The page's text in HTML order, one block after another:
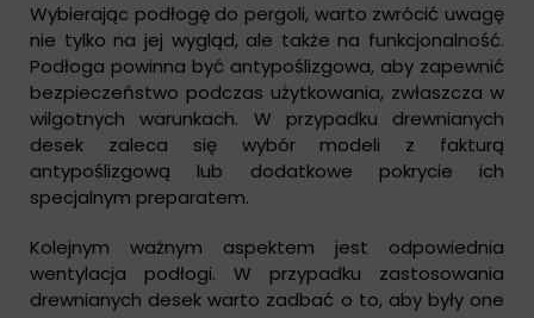
Wybierając podłogę do pergoli, warto zwrócić uwagę
nie tylko na jej wygląd, ale także na funkcjonalność.
Podłoga powinna być antypoślizgowa, aby zapewnić
bezpieczeństwo podczas użytkowania, zwłaszcza w
wilgotnych warunkach. W przypadku drewnianych
desek zaleca się wybór modeli z fakturą
antypoślizgową lub dodatkowe pokrycie ich
specjalnym preparatem.
Kolejnym ważnym aspektem jest odpowiednia
wentylacja podłogi. W przypadku zastosowania
drewnianych desek warto zadbać o to, aby były one